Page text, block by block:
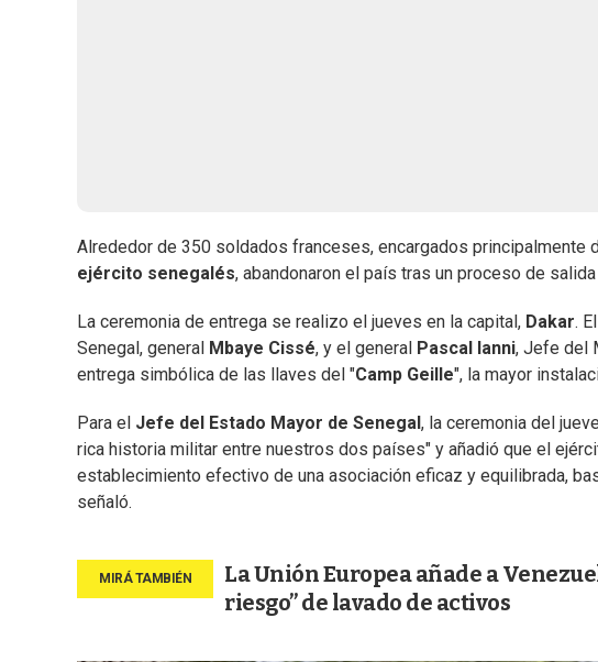
Alrededor de 350 soldados franceses, encargados principalmente
ejército senegalés, abandonaron el país tras un proceso de
La ceremonia de entrega se realizo el jueves en la capital, Dakar.
Senegal, general Mbaye Cissé, y el general Pascal Ianni, Jefe del
entrega simbólica de las llaves del "Camp Geille", la mayor
Para el Jefe del Estado Mayor de Senegal , la ceremonia del
rica historia militar entre nuestros dos países" y añadió que el
establecimiento efectivo de una asociación eficaz y equilibrada,
señaló.
La Unión Europea añade a
riesgo” de lavado de activos